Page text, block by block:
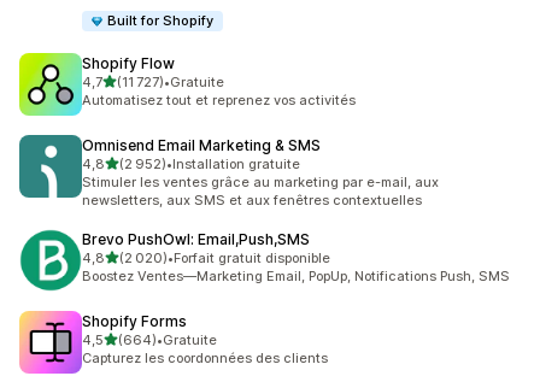
Built for Shopify
Shopify Flow
4,7étoile(s) sur 5
(11 727)
11727 avis au total
•Gratuite
Automatisez tout et reprenez vos activités
Omnisend Email Marketing & SMS
4,8étoile(s) sur 5
(2 952)
2952 avis au total
•Installation gratuite
Stimuler les ventes grâce au marketing par e-mail, aux
newsletters, aux SMS et aux fenêtres contextuelles
Brevo PushOwl: Email,Push,SMS
4,8étoile(s) sur 5
(2 020)
2020 avis au total
•Forfait gratuit disponible
Boostez Ventes—Marketing Email, PopUp, Notifications Push, SMS
Shopify Forms
4,5étoile(s) sur 5
(664)
664 avis au total
•Gratuite
Capturez les coordonnées des clients